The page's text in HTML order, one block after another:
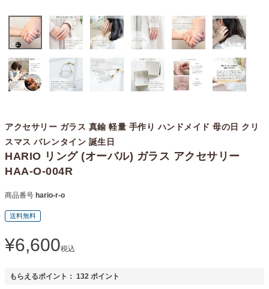
アクセサリー ガラス 真鍮 軽量 手作り ハンドメイド 母の日 クリ
スマス バレンタイン 誕生日
HARIO リング (オーバル) ガラス アクセサリー
HAA-O-004R
商品番号 hario-r-o
送料無料
¥6,600税込
もらえるポイント： 132 ポイント